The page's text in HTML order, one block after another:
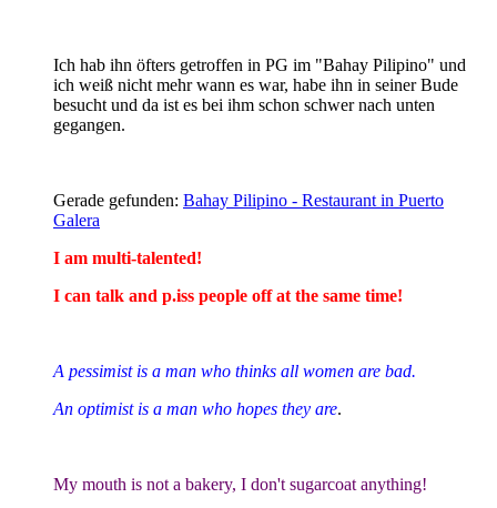
Ich hab ihn öfters getroffen in PG im "Bahay Pilipino" und
ich weiß nicht mehr wann es war, habe ihn in seiner Bude
besucht und da ist es bei ihm schon schwer nach unten
gegangen.
Gerade gefunden: Bahay Pilipino - Restaurant in Puerto
Galera
I am multi-talented!
I can talk and p.iss people off at the same time!
A pessimist is a man who thinks all women are bad.
An optimist is a man who hopes they are.
My mouth is not a bakery, I don't sugarcoat anything!